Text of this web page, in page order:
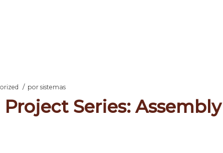
/ por sistemas
Series: Assembly